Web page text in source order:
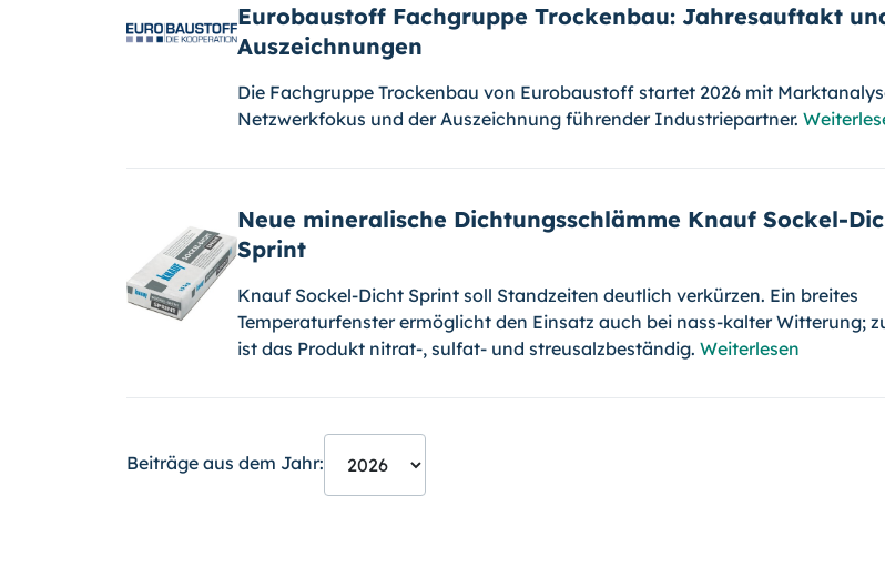
Eurobaustoff Fachgruppe Trockenbau: Jahresauftakt
Auszeichnungen
Die Fachgruppe Trockenbau von Eurobaustoff startet 2026 mit
Netzwerkfokus und der Auszeichnung führender Industriepartner.
Neue mineralische Dichtungsschlämme Knauf Sockel-
Sprint
Knauf Sockel-Dicht Sprint soll Standzeiten deutlich verkürzen. Ein breites
Temperaturfenster ermöglicht den Einsatz auch bei nass-kalter Witterung;
ist das Produkt nitrat-, sulfat- und streusalzbeständig. Weiterlesen
Beiträge aus dem Jahr: